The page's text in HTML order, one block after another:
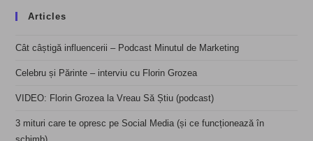
Articles
Cât câștigă influencerii – Podcast Minutul de Marketing
Celebru și Părinte – interviu cu Florin Grozea
VIDEO: Florin Grozea la Vreau Să Știu (podcast)
3 mituri care te opresc pe Social Media (și ce funcționează în